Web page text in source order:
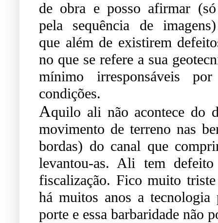
de obra e posso afirmar (só
pela sequência de imagens)
que além de existirem
no que se refere a sua
mínimo irresponsáveis
condições.
Aquilo ali não acontece do
movimento de terreno nas
bordas) do canal que
levantou-as. Ali tem
fiscalização. Fico muito
há muitos anos a tecnologia
porte e essa barbaridade não